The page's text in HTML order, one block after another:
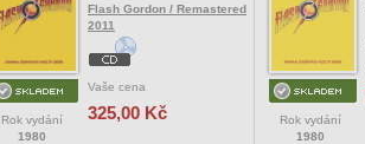
Rok vydání
1980
Flash Gordon / Remastered
2011
Vaše cena
325,00 Kč
Rok vydání
1980